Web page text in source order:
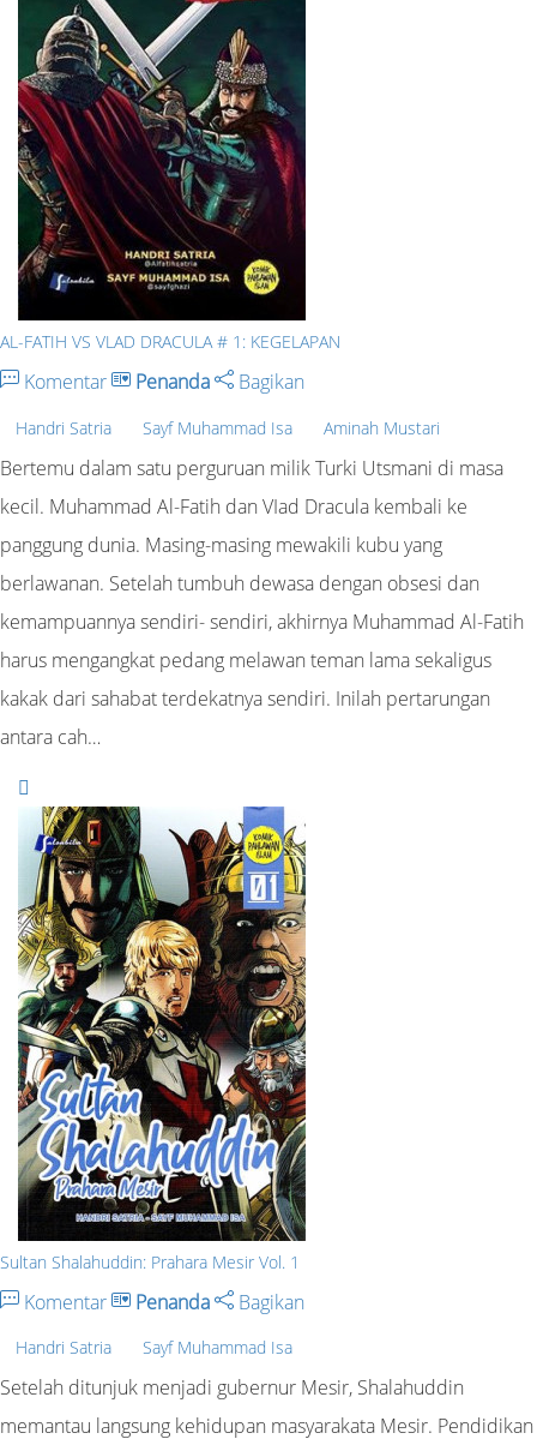
AL-FATIH VS VLAD DRACULA # 1: KEGELAPAN
Komentar Penanda Bagikan
Handri Satria Sayf Muhammad Isa Aminah Mustari
Bertemu dalam satu perguruan milik Turki Utsmani di masa
kecil. Muhammad Al-Fatih dan VIad Dracula kembali ke
panggung dunia. Masing-masing mewakili kubu yang
berlawanan. Setelah tumbuh dewasa dengan obsesi dan
kemampuannya sendiri- sendiri, akhirnya Muhammad Al-Fatih
harus mengangkat pedang melawan teman lama sekaligus
kakak dari sahabat terdekatnya sendiri. Inilah pertarungan
antara cah…
Sultan Shalahuddin: Prahara Mesir Vol. 1
Komentar Penanda Bagikan
Handri Satria Sayf Muhammad Isa
Setelah ditunjuk menjadi gubernur Mesir, Shalahuddin
memantau langsung kehidupan masyarakata Mesir. Pendidikan